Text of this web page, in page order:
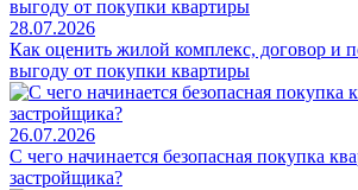
28.07.2026
Как оценить жилой комплекс, договор и
выгоду от покупки квартиры
26.07.2026
С чего начинается безопасная покупка
застройщика?